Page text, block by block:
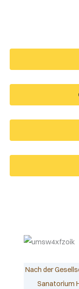
Nach der
Sanatorium